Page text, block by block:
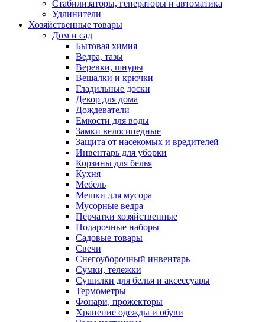
Стабилизаторы, генераторы и автоматика
Удлинители
Хозяйственные товары
Дом и сад
Бытовая химия
Ведра, тазы
Веревки, шнуры
Вешалки и крючки
Гладильные доски
Декор для дома
Дождеватели
Емкости для воды
Замки велосипедные
Защита от насекомых и вредителей
Инвентарь для уборки
Корзины для белья
Кухня
Мебель
Мешки для мусора
Мусорные ведра
Перчатки хозяйственные
Подарочные наборы
Садовые товары
Свечи
Снегоуборочный инвентарь
Сумки, тележки
Сушилки для белья и аксессуары
Термометры
Фонари, прожекторы
Хранение одежды и обуви